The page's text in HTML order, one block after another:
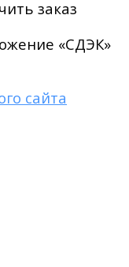
заказ
«СДЭК»
сайта